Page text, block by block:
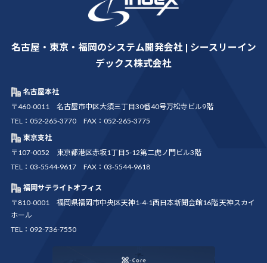
名古屋・東京・福岡のシステム開発会社 | シースリーイン
デックス株式会社
名古屋本社
〒460-0011 名古屋市中区大須三丁目30番40号万松寺ビル9階
TEL：052-265-3770 FAX：052-265-3775
東京支社
〒107-0052 東京都港区赤坂1丁目5-12第二虎ノ門ビル3階
TEL：03-5544-9617 FAX：03-5544-9618
福岡サテライトオフィス
〒810-0001 福岡県福岡市中央区天神1-4-1西日本新聞会館16階 天神スカイ
ホール
TEL：092-736-7550